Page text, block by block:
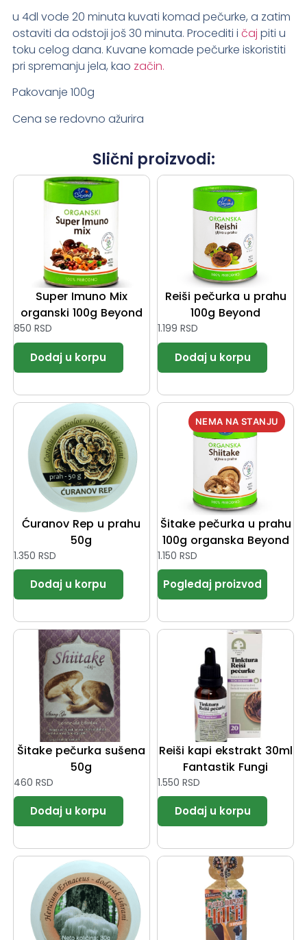
u 4dl vode 20 minuta kuvati komad pečurke, a zatim
ostaviti da odstoji još 30 minuta. Procediti i čaj piti u
toku celog dana. Kuvane komade pečurke iskoristiti
pri spremanju jela, kao začin.
Pakovanje 100g
Cena se redovno ažurira
Slični proizvodi:
Super Imuno Mix
organski 100g Beyond
850 RSD
Reiši pečurka u prahu
100g Beyond
1.199 RSD
Ćuranov Rep u prahu
50g
1.350 RSD
Šitake pečurka u prahu
100g organska Beyond
1.150 RSD
Šitake pečurka sušena
50g
460 RSD
Reiši kapi ekstrakt 30ml
Fantastik Fungi
1.550 RSD